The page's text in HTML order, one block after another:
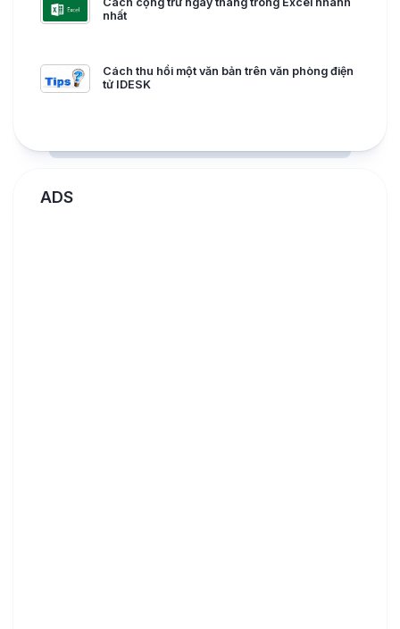
nhất
Cách thu hồi một văn bản trên văn phòng điện
tử IDESK
ADS